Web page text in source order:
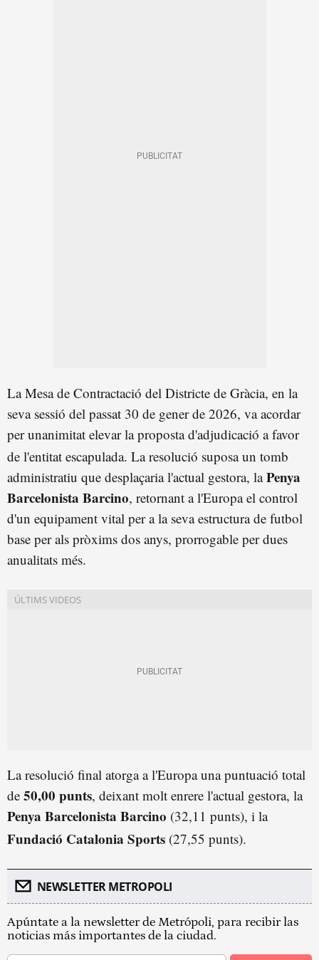
La Mesa de Contractació del Districte de Gràcia, en la
seva sessió del passat 30 de gener de 2026, va acordar
per unanimitat elevar la proposta d'adjudicació a favor
de l'entitat escapulada. La resolució suposa un tomb
administratiu que desplaçaria l'actual gestora, laPenya
Barcelonista Barcino, retornant a l'Europa el control
d'un equipament vital per a la seva estructura de futbol
base per als pròxims dos anys, prorrogable per dues
anualitats més.
La resolució final atorga a l'Europa una puntuació total
de 50,00 punts, deixant molt enrere l'actual gestora, la
Penya Barcelonista Barcino (32,11 punts), i la
Fundació Catalonia Sports (27,55 punts).
NEWSLETTER METROPOLI
Apúntate a la newsletter de Metrópoli, para recibir las
noticias más importantes de la ciudad.